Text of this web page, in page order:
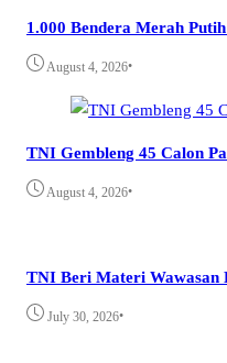
1.000 Bendera Merah
August 4, 2026•
TNI Gembleng 45 Calon
August 4, 2026•
TNI Beri Materi Wawasan
July 30, 2026•